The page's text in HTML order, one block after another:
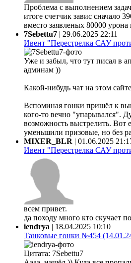
Проблема с выполнением
итоге счетчик завис сначало
вместо заявленых 80000 урона
7Sebettu7 | 29.06.2025 22:11
Ивент "Перестрелка САУ
Уже и забыл, что тут писал в
админам ))
Какой-нибудь чат на этом
Вспоминая гонки пришёл к
кого-то вечно "упарывался".
возможность выстрелить. Вот
уменьшили призовые, но без
MIXER_BLR | 01.06.2025
Ивент "Перестрелка САУ
всем привет.
да походу много кто скучает
iendrya | 18.04.2025 10:10
Танковые гонки №454
Цитата: 7Sebettu7